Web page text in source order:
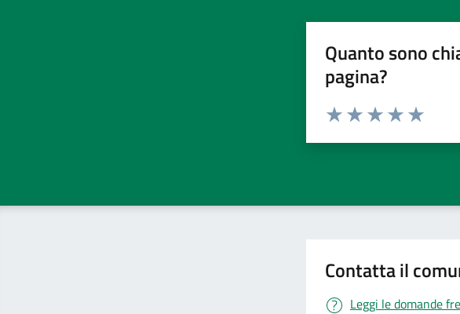
Quanto sono
pagina?
Valuta da 1 a 5 stelle la pagina
Contatta il
Leggi le domande